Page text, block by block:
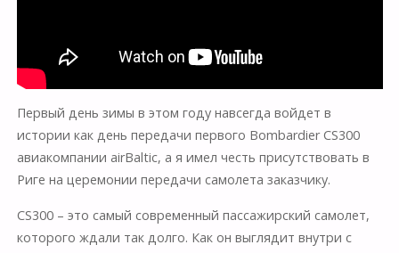
Первый день зимы в этом году навсегда войдет в
истории как день передачи первого Bombardier CS300
авиакомпании airBaltic, а я имел честь присутствовать в
Риге на церемонии передачи самолета заказчику.
CS300 – это самый современный пассажирский самолет,
которого ждали так долго. Как он выглядит внутри с